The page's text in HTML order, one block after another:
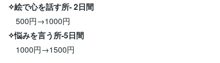
✧絵で心を話す所- 2日間
500円→1000円
✧悩みを言う所-5日間
1000円→1500円